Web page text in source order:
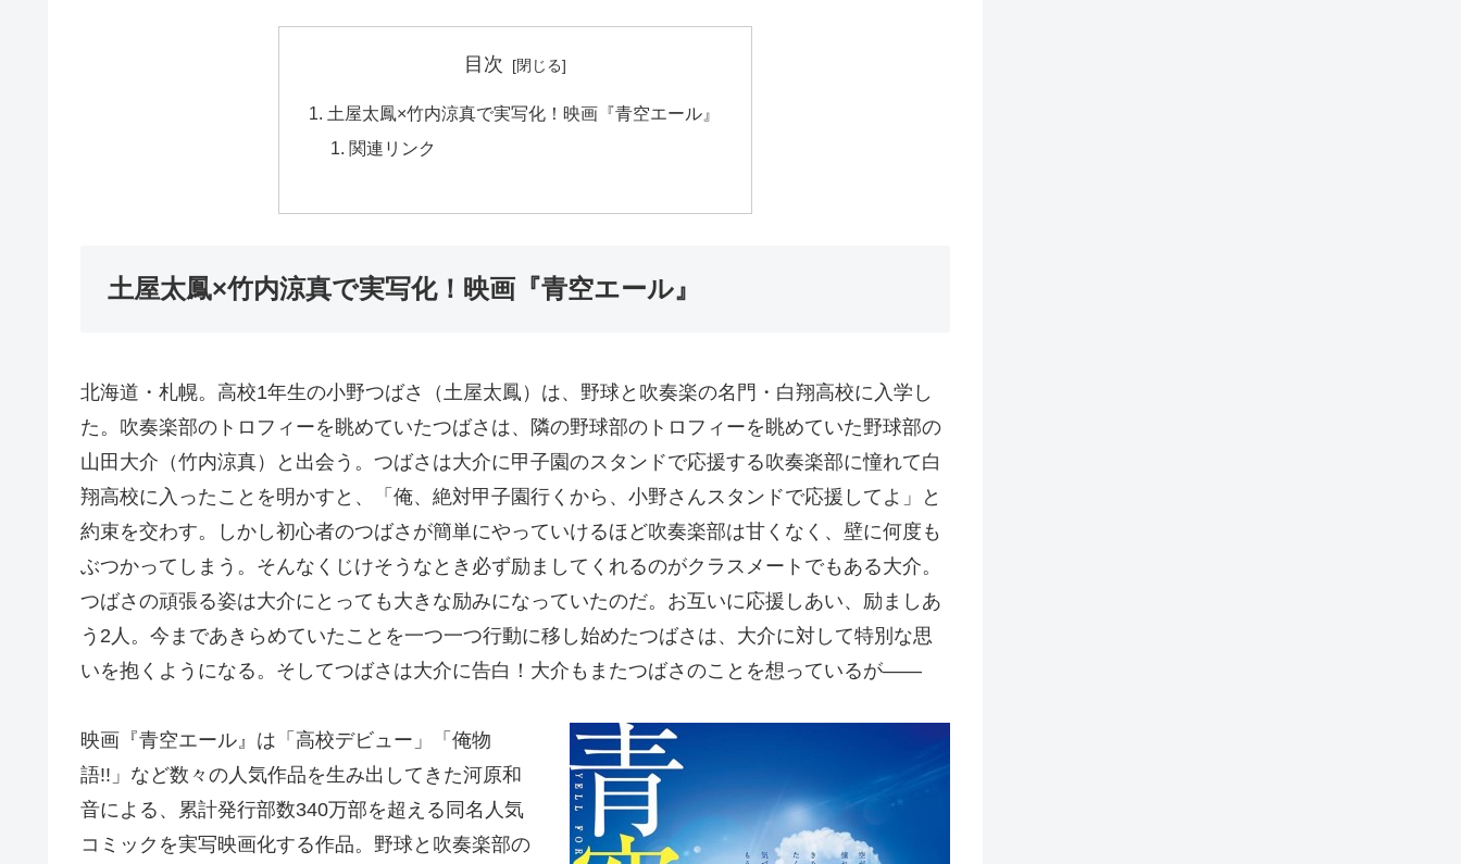
目次
土屋太鳳×竹内涼真で実写化！映画『青空エール』
関連リンク
土屋太鳳×竹内涼真で実写化！映画『青空エール』
北海道・札幌。高校1年生の小野つばさ（土屋太鳳）は、野球と吹奏楽の名門・白翔高校に入学し
た。吹奏楽部のトロフィーを眺めていたつばさは、隣の野球部のトロフィーを眺めていた野球部の
山田大介（竹内涼真）と出会う。つばさは大介に甲子園のスタンドで応援する吹奏楽部に憧れて白
翔高校に入ったことを明かすと、「俺、絶対甲子園行くから、小野さんスタンドで応援してよ」と
約束を交わす。しかし初心者のつばさが簡単にやっていけるほど吹奏楽部は甘くなく、壁に何度も
ぶつかってしまう。そんなくじけそうなとき必ず励ましてくれるのがクラスメートでもある大介。
つばさの頑張る姿は大介にとっても大きな励みになっていたのだ。お互いに応援しあい、励ましあ
う2人。今まであきらめていたことを一つ一つ行動に移し始めたつばさは、大介に対して特別な思
いを抱くようになる。そしてつばさは大介に告白！大介もまたつばさのことを想っているが――
映画『青空エール』は「高校デビュー」「俺物
語!!」など数々の人気作品を生み出してきた河原和
音による、累計発行部数340万部を超える同名人気
コミックを実写映画化する作品。野球と吹奏楽部の